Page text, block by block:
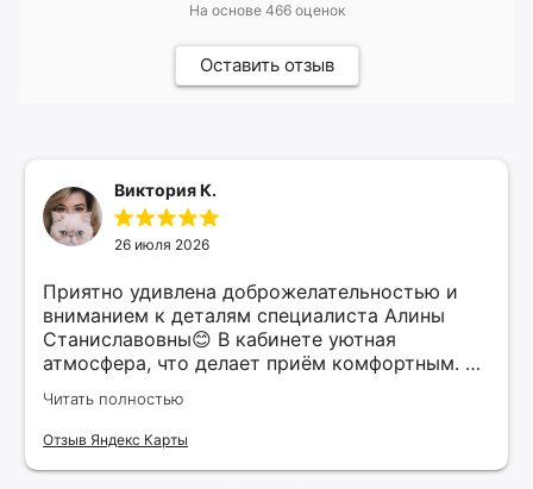
На основе 466оценок
Оставить отзыв
Виктория К.
26 июля 2026
Приятно удивлена доброжелательностью и
вниманием к деталям специалиста Алины
Станиславовны😊 В кабинете уютная
атмосфера, что делает приём комфортным. Я
ищет качественные услуги в косметологии.
Верю, что нашла своего косметолога и буду
Читать полностью
Отзыв Яндекс Карты